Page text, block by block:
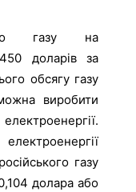
газу на
доларів за
обсягу газу
виробити
газу
долара або